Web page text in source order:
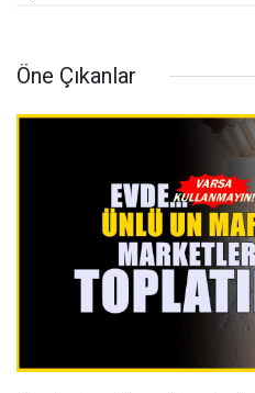
Öne Çıkanlar